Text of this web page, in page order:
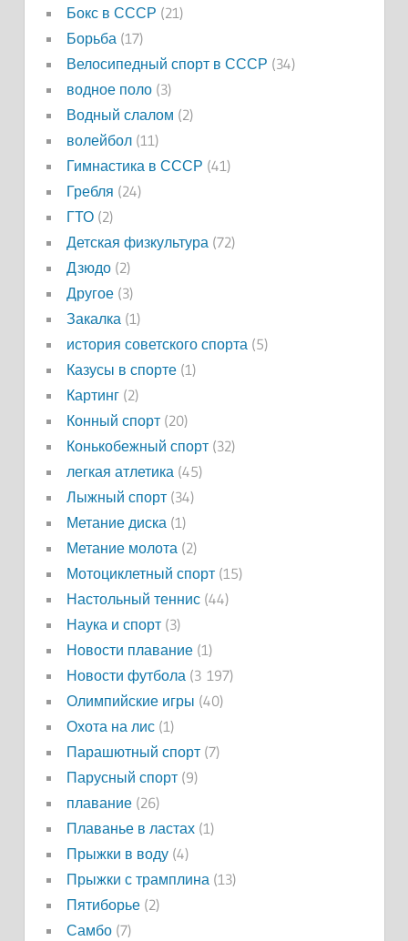
Бокс в СССР (21)
Борьба(17)
Велосипедный спорт в СССР (34)
водное поло(3)
Водный слалом (2)
волейбол(11)
Гимнастика в СССР (41)
Гребля (24)
ГТО(2)
Детская физкультура(72)
Дзюдо(2)
Другое(3)
Закалка(1)
история советского спорта(5)
Казусы в спорте(1)
Картинг(2)
Конный спорт(20)
Конькобежный спорт(32)
легкая атлетика(45)
Лыжный спорт(34)
Метание диска(1)
Метание молота(2)
Мотоциклетный спорт(15)
Настольный теннис(44)
Наука и спорт(3)
Новости плавание(1)
Новости футбола(3 197)
Олимпийские игры (40)
Охота на лис(1)
Парашютный спорт(7)
Парусный спорт(9)
плавание(26)
Плаванье в ластах(1)
Прыжки в воду(4)
Прыжки с трамплина(13)
Пятиборье(2)
Самбо(7)